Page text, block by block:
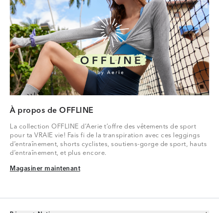
À propos de OFFLINE
La collection OFFLINE d’Aerie t’offre des vêtements de sport
pour ta VRAIE vie! Fais fi de la transpiration avec ces leggings
d’entraînement, shorts cyclistes, soutiens-gorge de sport, hauts
d’entraînement, et plus encore.
Magasiner maintenant
Magasiner maintenant